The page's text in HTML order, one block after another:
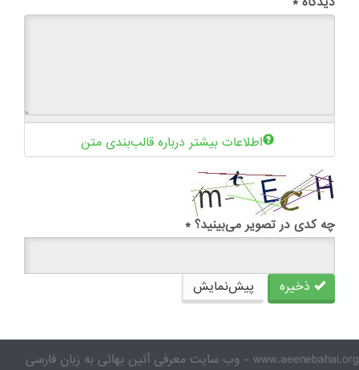
اطلاعات بیشتر درباره قالب‌بندی متن
چه کدی در تصویر می‌بینید؟ *
ذخیره پیش‌نمایش
www.aeenebahai.org - وب سایت معرفی آئین بهائی به زبان فارسی